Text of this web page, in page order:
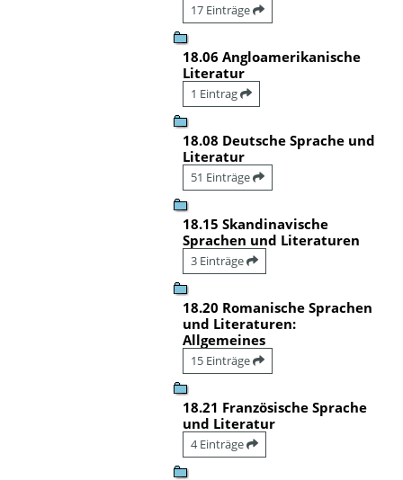
17 Einträge
18.06 Angloamerikanische
Literatur
1 Eintrag
18.08 Deutsche Sprache und
Literatur
51 Einträge
18.15 Skandinavische
Sprachen und Literaturen
3 Einträge
18.20 Romanische Sprachen
und Literaturen:
Allgemeines
15 Einträge
18.21 Französische Sprache
und Literatur
4 Einträge